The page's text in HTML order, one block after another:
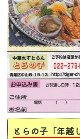
とらの子「年越